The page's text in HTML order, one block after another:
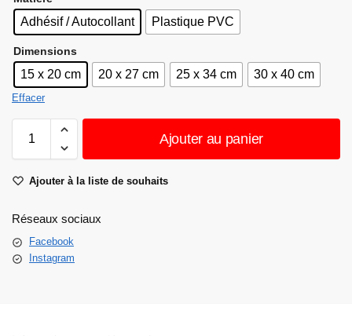
Adhésif / Autocollant Plastique PVC
Dimensions
15 x 20 cm 20 x 27 cm 25 x 34 cm 30 x 40 cm
Effacer
Ajouter au panier
Ajouter à la liste de souhaits
Réseaux sociaux
Facebook
Instagram